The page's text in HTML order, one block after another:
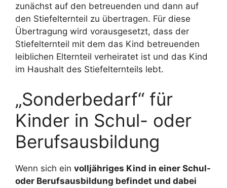
zunächst auf den betreuenden und dann auf
den Stiefelternteil zu übertragen. Für diese
Übertragung wird vorausgesetzt, dass der
Stiefelternteil mit dem das Kind betreuenden
leiblichen Elternteil verheiratet ist und das Kind
im Haushalt des Stiefelternteils lebt.
„Sonderbedarf“ für
Kinder in Schul- oder
Berufsausbildung
Wenn sich ein volljähriges Kind in einer Schul-
oder Berufsausbildung befindet und dabei